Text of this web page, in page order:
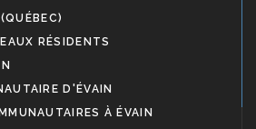
RÉSIDENTS
D'ÉVAIN
À ÉVAIN